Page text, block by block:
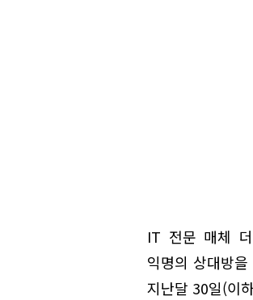
IT 전문 매체
익명의 상대방
지난달 30일(이